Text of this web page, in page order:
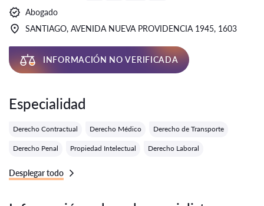
Abogado
SANTIAGO, AVENIDA NUEVA PROVIDENCIA 1945, 1603
INFORMACIÓN NO VERIFICADA
Especialidad
Derecho Contractual Derecho Médico Derecho de Transporte
Derecho Penal Propiedad Intelectual Derecho Laboral
Desplegar todo